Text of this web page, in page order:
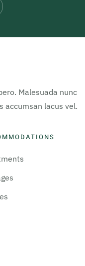
Malesuada nunc
accumsan lacus vel.